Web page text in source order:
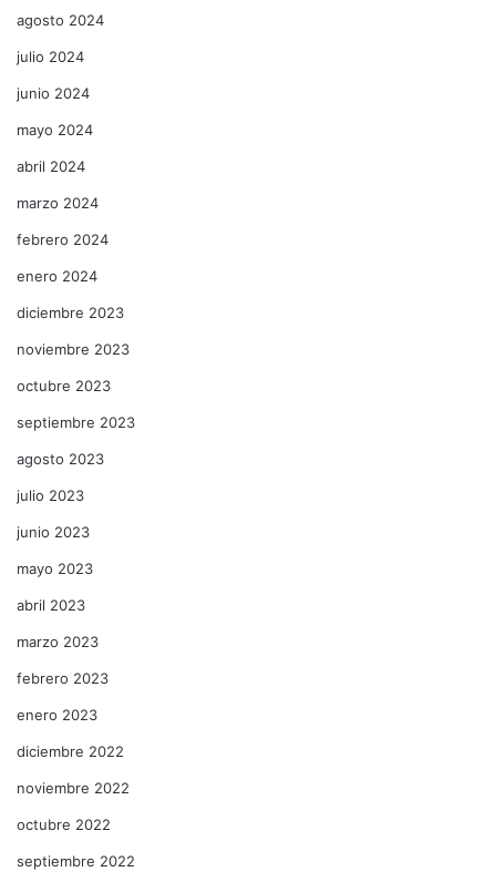
agosto 2024
julio 2024
junio 2024
mayo 2024
abril 2024
marzo 2024
febrero 2024
enero 2024
diciembre 2023
noviembre 2023
octubre 2023
septiembre 2023
agosto 2023
julio 2023
junio 2023
mayo 2023
abril 2023
marzo 2023
febrero 2023
enero 2023
diciembre 2022
noviembre 2022
octubre 2022
septiembre 2022